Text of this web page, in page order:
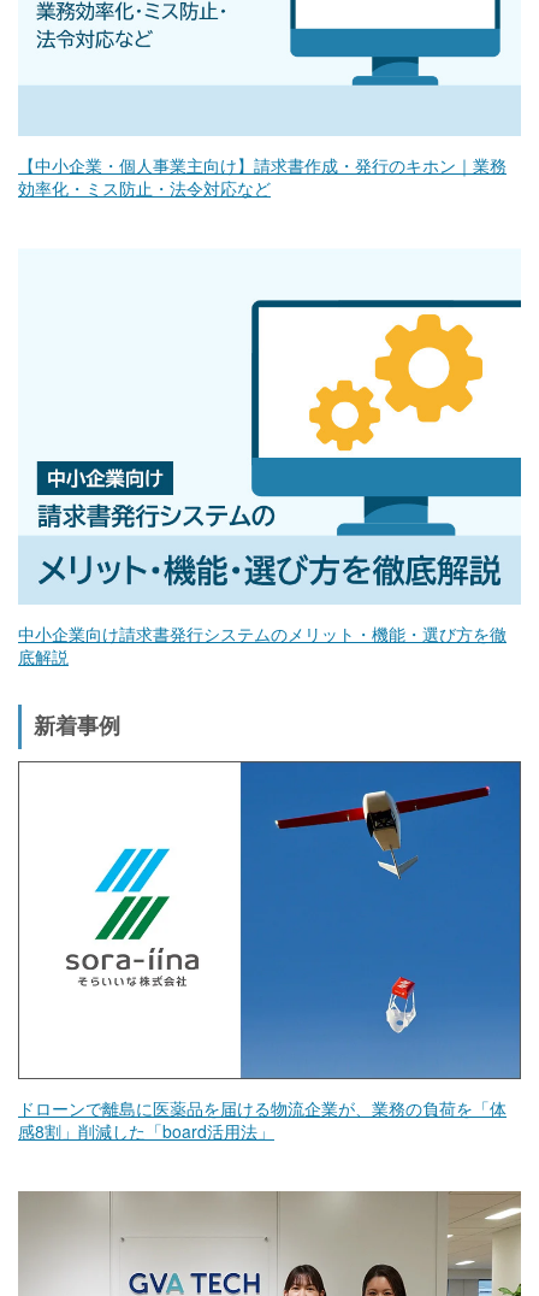
【中小企業・個人事業主向け】請求書作成・発行のキホン｜業務
効率化・ミス防止・法令対応など
中小企業向け請求書発行システムのメリット・機能・選び方を徹
底解説
新着事例
ドローンで離島に医薬品を届ける物流企業が、業務の負荷を「体
感8割」削減した「board活用法」